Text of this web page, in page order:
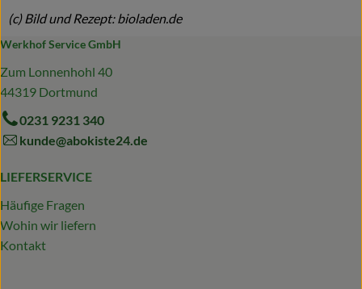
(c) Bild und Rezept: bioladen.de
Werkhof Service GmbH
Zum Lonnenhohl 40
44319 Dortmund
0231 9231 340
kunde@abokiste24.de
LIEFERSERVICE
Häufige Fragen
Wohin wir liefern
Kontakt